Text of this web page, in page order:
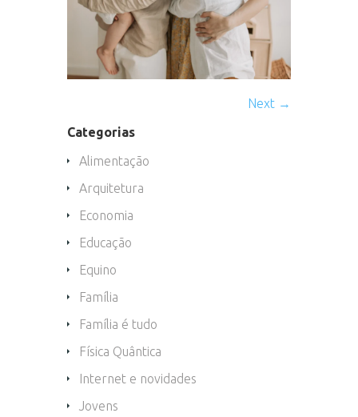
Next →
Categorias
Alimentação
Arquitetura
Economia
Educação
Equino
Família
Família é tudo
Física Quântica
Internet e novidades
Jovens